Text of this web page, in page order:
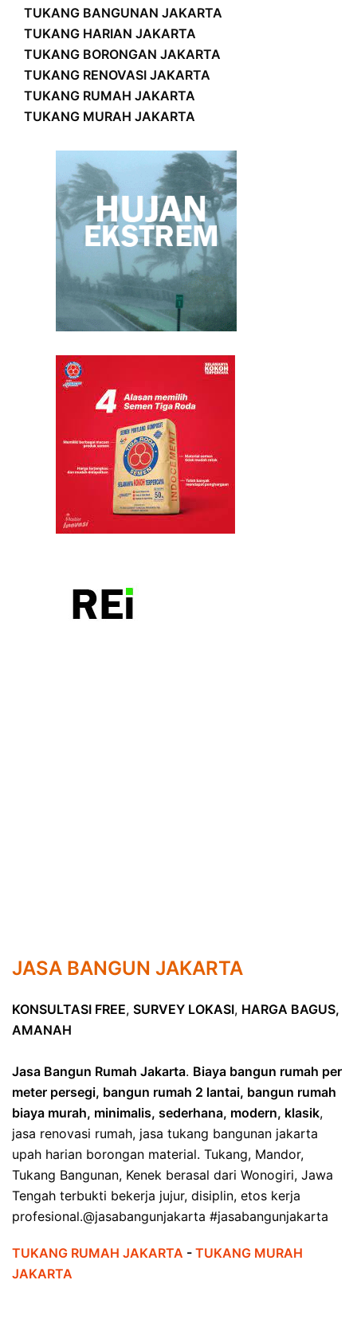
TUKANG BANGUNAN JAKARTA
TUKANG HARIAN JAKARTA
TUKANG BORONGAN JAKARTA
TUKANG RENOVASI JAKARTA
TUKANG RUMAH JAKARTA
TUKANG MURAH JAKARTA
JASA BANGUN JAKARTA
KONSULTASI FREE, SURVEY LOKASI, HARGA BAGUS,
AMANAH
Jasa Bangun Rumah Jakarta. Biaya bangun rumah per
meter persegi, bangun rumah 2 lantai, bangun rumah
biaya murah, minimalis, sederhana, modern, klasik,
jasa renovasi rumah, jasa tukang bangunan jakarta
upah harian borongan material. Tukang, Mandor,
Tukang Bangunan, Kenek berasal dari Wonogiri, Jawa
Tengah terbukti bekerja jujur, disiplin, etos kerja
profesional.@jasabangunjakarta #jasabangunjakarta
TUKANG RUMAH JAKARTA - TUKANG MURAH
JAKARTA